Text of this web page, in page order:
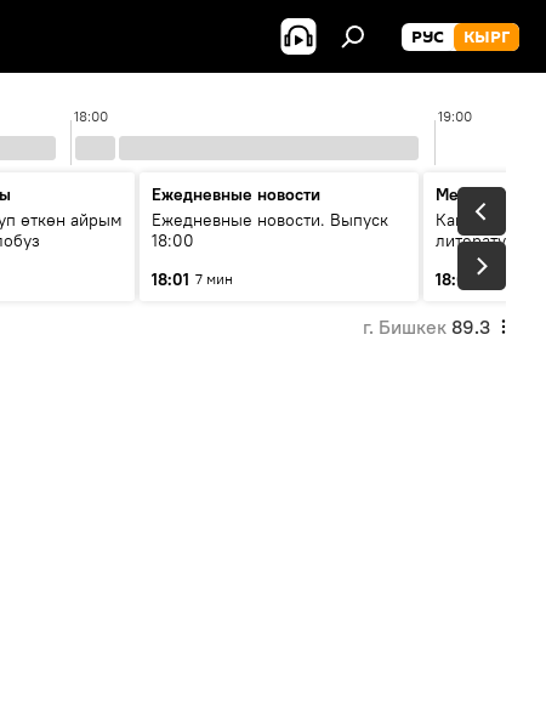
РУС КЫРГ
18:00 19:00
өткөн айрым
Ежедневные новости
Ежедневные новости. Выпуск
18:00
18:01 7 мин
Между строк
Как кошки
литературу
18:08
г. Бишкек 89.3